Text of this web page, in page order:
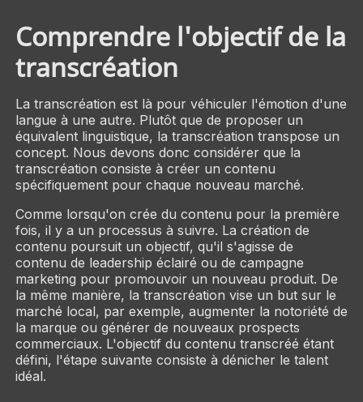
Comprendre l'objectif de la
transcréation
La transcréation est là pour véhiculer l'émotion d'une
langue à une autre. Plutôt que de proposer un
équivalent linguistique, la transcréation transpose un
concept. Nous devons donc considérer que la
transcréation consiste à créer un contenu
spécifiquement pour chaque nouveau marché.
Comme lorsqu'on crée du contenu pour la première
fois, il y a un processus à suivre. La création de
contenu poursuit un objectif, qu'il s'agisse de
contenu de leadership éclairé ou de campagne
marketing pour promouvoir un nouveau produit. De
la même manière, la transcréation vise un but sur le
marché local, par exemple, augmenter la notoriété de
la marque ou générer de nouveaux prospects
commerciaux. L'objectif du contenu transcréé étant
défini, l'étape suivante consiste à dénicher le talent
idéal.